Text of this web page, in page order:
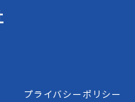
プライバシーポリシー